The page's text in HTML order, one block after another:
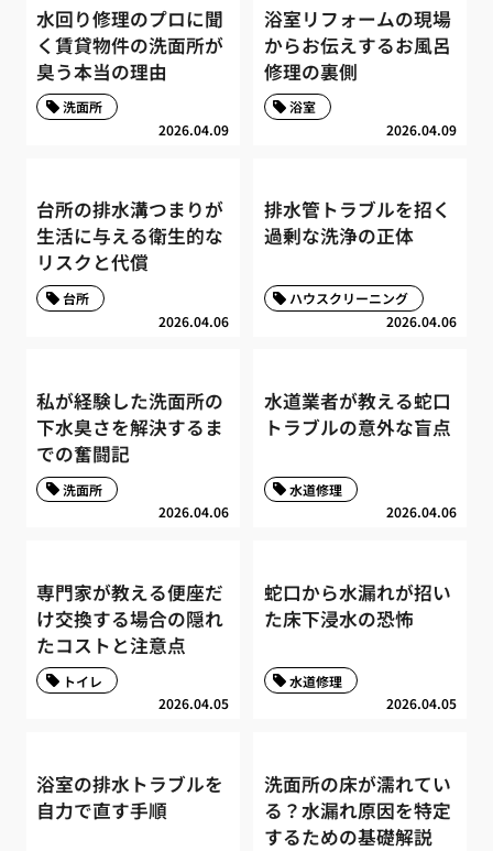
水回り修理のプロに聞
く賃貸物件の洗面所が
臭う本当の理由
2026.04.09
洗面所
浴室リフォームの現場
からお伝えするお風呂
修理の裏側
2026.04.09
浴室
台所の排水溝つまりが
生活に与える衛生的な
リスクと代償
2026.04.06
台所
排水管トラブルを招く
過剰な洗浄の正体
2026.04.06
ハウスクリーニング
私が経験した洗面所の
下水臭さを解決するま
での奮闘記
2026.04.06
洗面所
水道業者が教える蛇口
トラブルの意外な盲点
2026.04.06
水道修理
専門家が教える便座だ
け交換する場合の隠れ
たコストと注意点
2026.04.05
トイレ
蛇口から水漏れが招い
た床下浸水の恐怖
2026.04.05
水道修理
浴室の排水トラブルを
自力で直す手順
洗面所の床が濡れてい
る？水漏れ原因を特定
するための基礎解説